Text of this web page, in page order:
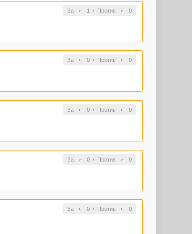
За 1 / Против 0
За 0/ Против 0
За 0/ Против 0
За 0/ Против 0
За 0/ Против 0